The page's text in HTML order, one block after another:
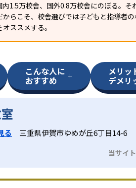
内1.5万校舎、国外0.8万校舎にのぼる。
からこそ、校舎選びでは子どもと指導者
オススメする。
こんな人に
おすすめ
メリッ
デメリ
る 三重県伊賀市ゆめが丘6丁目14-6
当サイ